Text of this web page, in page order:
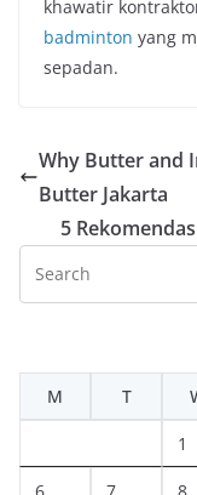
khawatir
badminton yang
sepadan.
Why Butter and
Butter Jakarta
5
M
T
1